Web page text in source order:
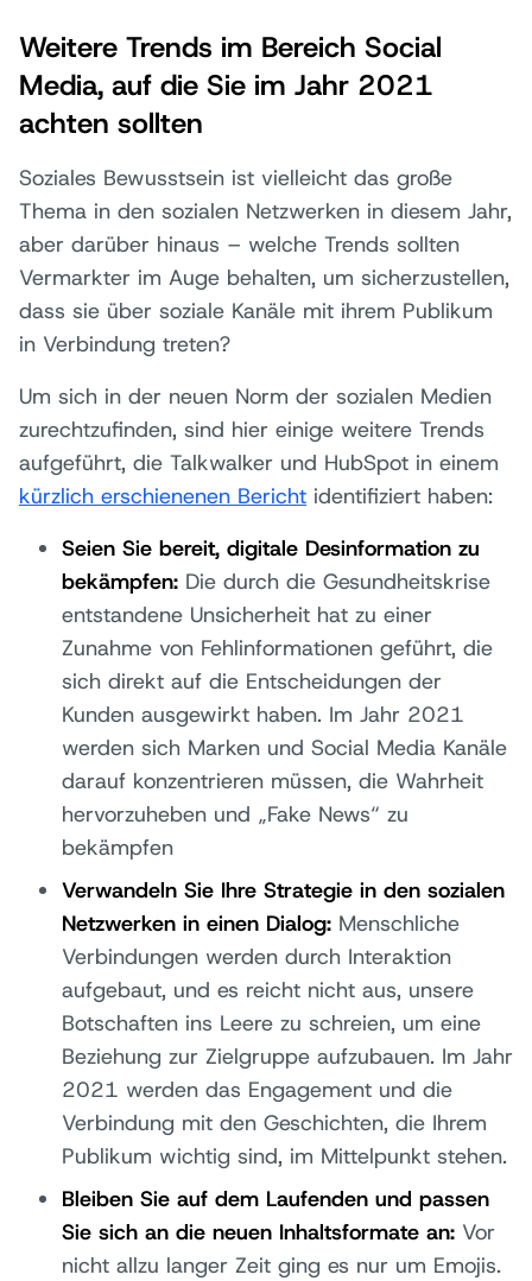
Weitere Trends im Bereich Social
Media, auf die Sie im Jahr 2021
achten sollten
Soziales Bewusstsein ist vielleicht das große
Thema in den sozialen Netzwerken in diesem Jahr,
aber darüber hinaus – welche Trends sollten
Vermarkter im Auge behalten, um sicherzustellen,
dass sie über soziale Kanäle mit ihrem Publikum
in Verbindung treten?
Um sich in der neuen Norm der sozialen Medien
zurechtzufinden, sind hier einige weitere Trends
aufgeführt, die Talkwalker und HubSpot in einem
kürzlich erschienenen Bericht identifiziert haben:
Seien Sie bereit, digitale Desinformation zu
bekämpfen: Die durch die Gesundheitskrise
entstandene Unsicherheit hat zu einer
Zunahme von Fehlinformationen geführt, die
sich direkt auf die Entscheidungen der
Kunden ausgewirkt haben. Im Jahr 2021
werden sich Marken und Social Media Kanäle
darauf konzentrieren müssen, die Wahrheit
hervorzuheben und „Fake News“ zu
bekämpfen
Verwandeln Sie Ihre Strategie in den sozialen
Netzwerken in einen Dialog: Menschliche
Verbindungen werden durch Interaktion
aufgebaut, und es reicht nicht aus, unsere
Botschaften ins Leere zu schreien, um eine
Beziehung zur Zielgruppe aufzubauen. Im Jahr
2021 werden das Engagement und die
Verbindung mit den Geschichten, die Ihrem
Publikum wichtig sind, im Mittelpunkt stehen.
Bleiben Sie auf dem Laufenden und passen
Sie sich an die neuen Inhaltsformate an: Vor
nicht allzu langer Zeit ging es nur um Emojis.